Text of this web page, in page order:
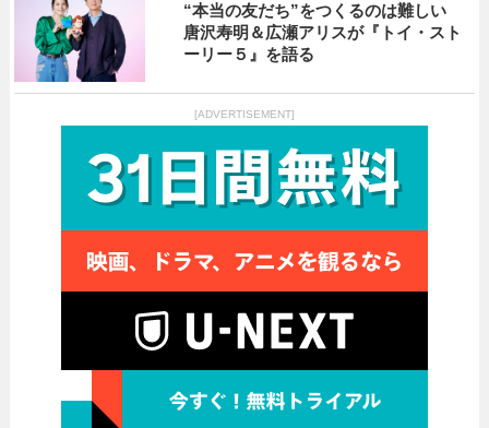
“本当の友だち”をつくるのは難しい
唐沢寿明＆広瀬アリスが『トイ・スト
ーリー５』を語る
[ADVERTISEMENT]